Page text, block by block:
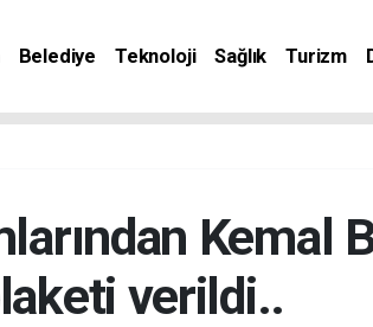
Belediye Teknoloji Sağlık Turizm
Kemal
verildi..